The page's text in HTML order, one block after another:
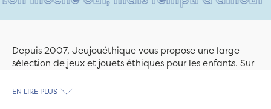
Depuis 2007, Jeujouéthique vous propose une large
sélection de jeux et jouets éthiques pour les enfants. Sur
découvrez le plus grand choix de jouets en bois
EN LIRE PLUS